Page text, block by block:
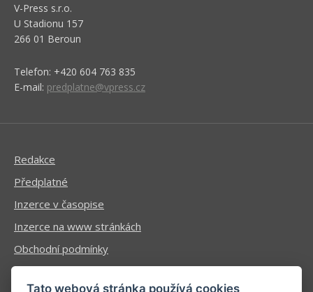
V-Press s.r.o.
U Stadionu 157
266 01 Beroun
Telefon: +420 604 763 835
E-mail: predplatne@vpress.cz
Redakce
Předplatné
Inzerce v časopise
Inzerce na www stránkách
Obchodní podmínky
Ochrana osobních údajů
Tato webová stránka používá cookies